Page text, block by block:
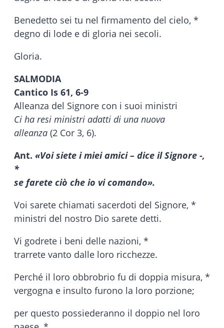
Benedetto sei tu nel firmamento del cielo, *
degno di lode e di gloria nei secoli.
Gloria.
SALMODIA
Cantico Is 61, 6-9
Alleanza del Signore con i suoi ministri
Ci ha resi ministri adatti di una nuova
alleanza (2 Cor 3, 6).
Ant. «Voi siete i miei amici – dice il Signore -,
*
se farete ciò che io vi comando».
Voi sarete chiamati sacerdoti del Signore, *
ministri del nostro Dio sarete detti.
Vi godrete i beni delle nazioni, *
trarrete vanto dalle loro ricchezze.
Perché il loro obbrobrio fu di doppia misura, *
vergogna e insulto furono la loro porzione;
per questo possiederanno il doppio nel loro